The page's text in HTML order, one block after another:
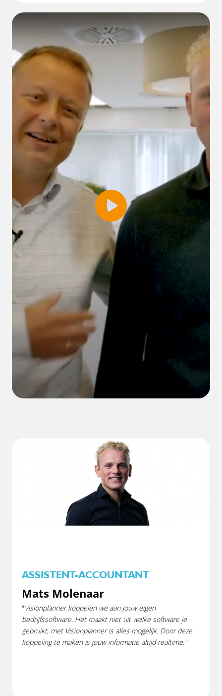
ASSISTENT-ACCOUNTANT
Mats Molenaar
"Visionplanner koppelen we aan jouw eigen
bedrijfssoftware. Het maakt niet uit welke software je
gebruikt, met Visionplanner is alles mogelijk. Door deze
koppeling te maken is jouw informatie altijd realtime."